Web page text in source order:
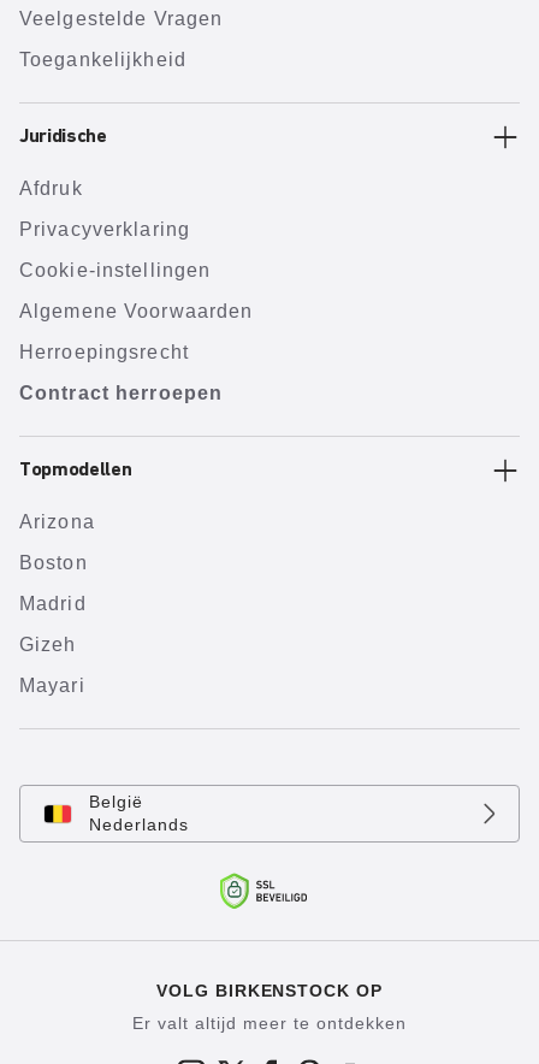
Veelgestelde Vragen
Toegankelijkheid
Juridische
Afdruk
Privacyverklaring
Cookie-instellingen
Algemene Voorwaarden
Herroepingsrecht
Contract herroepen
Topmodellen
Arizona
Boston
Madrid
Gizeh
Mayari
België
Nederlands
VOLG BIRKENSTOCK OP
Er valt altijd meer te ontdekken